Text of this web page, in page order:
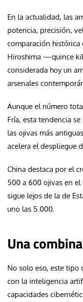
En la actualidad, las
potencia, precisión,
comparación histórica
Hiroshima —quince
considerada hoy un
arsenales
Aunque el número
Fría, esta tendencia
las ojivas más
acelera el despliegue
China destaca por el
500 a 600 ojivas en el
sigue lejos de la de
uno las 5.000.
Una
No solo eso, este tipo
con la inteligencia
capacidades